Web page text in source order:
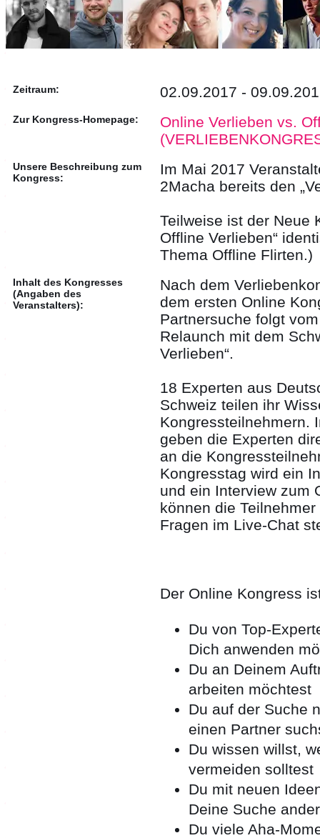
Zeitraum: 02.09.2017 -
Zur Kongress-Homepage:
Online Verlieben vs.
Unsere Beschreibung zum
Kongress:
Im Mai 2017
2Macha bereits den
Teilweise ist der Neue
Offline Verlieben“
Thema Offline Flirten.)
Inhalt des Kongresses
(Angaben des
Veranstalters):
Nach dem
dem ersten Online
Partnersuche folgt
Relaunch mit dem
Verlieben“.
18 Experten aus
Schweiz teilen ihr
Kongressteilnehmern.
geben die Experten
an die
Kongresstag wird ein
und ein Interview zum
können die
Fragen im Live-Chat
Der Online Kongress
Du von Top-
Dich anwenden
Du an Deinem
arbeiten möchtest
Du auf der Suche
einen Partner
Du wissen willst,
vermeiden solltest
Du mit neuen
Deine Suche
Du viele Aha-